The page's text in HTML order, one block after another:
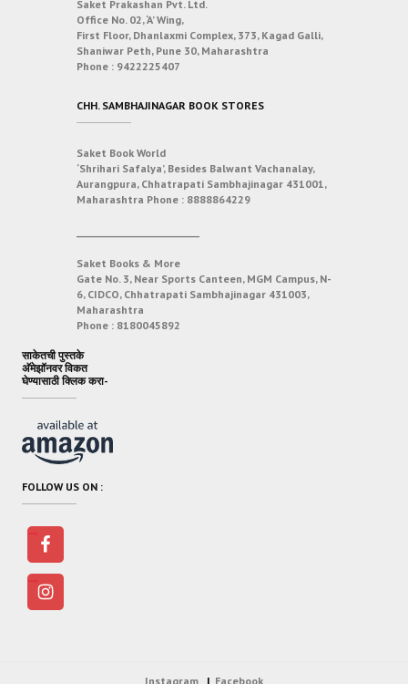
Saket Prakashan Pvt. Ltd.
Office No. 02, ‘A’ Wing,
First Floor, Dhanlaxmi Complex, 373, Kagad Galli,
Shaniwar Peth, Pune 30, Maharashtra
Phone : 9422225407
CHH. SAMBHAJINAGAR BOOK STORES
Saket Book World
‘Shrihari Safalya’, Besides Balwant Vachanalay,
Aurangpura, Chhatrapati Sambhajinagar 431001,
Maharashtra Phone : 8888864229
Saket Books & More
Gate No. 3, Near Sports Canteen, MGM Campus, N-
6, CIDCO, Chhatrapati Sambhajinagar 431003,
Maharashtra
Phone : 8180045892
साकेतची पुस्तके
अ‍ॅमेझॉनवर विकत
घेण्यासाठी क्लिक करा-
FOLLOW US ON :
Instagram Facebook